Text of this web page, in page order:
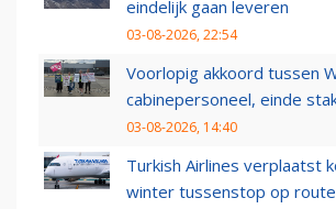
eindelijk gaan leveren
03-08-2026, 22:54
Voorlopig akkoord tussen
cabinepersoneel, einde
03-08-2026, 14:40
Turkish Airlines verplaatst
winter tussenstop op